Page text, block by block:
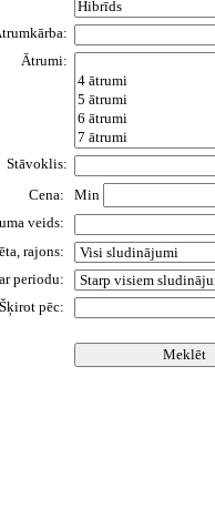
Ātrumi:
Stāvoklis:
Cena:
Min
veids:
rajons:
periodu:
Šķirot pēc: